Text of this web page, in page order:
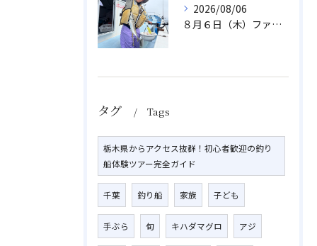
2026/08/06
８月６日（木）ファミリフィッシング
タグ Tags
栃木県からアクセス抜群！初心者歓迎の釣り
船体験ツアー完全ガイド
千葉 釣り船 家族 子ども
手ぶら 旬 キハダマグロ アジ